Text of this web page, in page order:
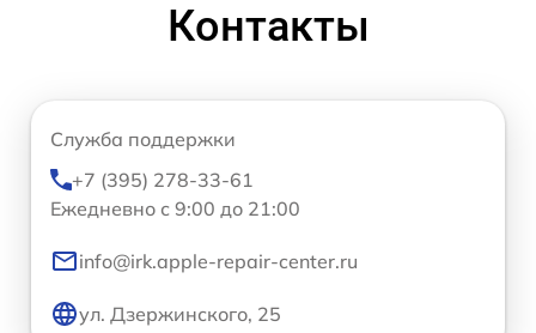
Контакты
Служба поддержки
+7 (395) 278-33-61
Ежедневно с 9:00 до 21:00
info@irk.apple-repair-center.ru
ул. Дзержинского, 25